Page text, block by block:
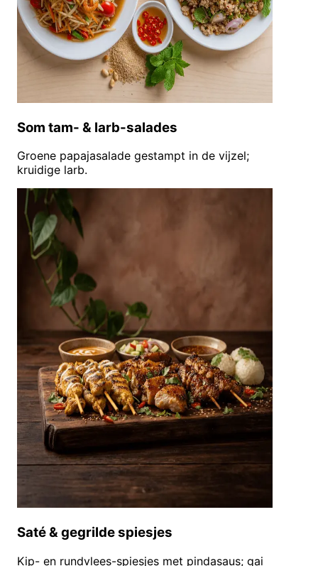
Som tam- & larb-salades
Groene papajasalade gestampt in de vijzel;
kruidige larb.
Saté & gegrilde spiesjes
Kip- en rundvlees-spiesjes met pindasaus; gai